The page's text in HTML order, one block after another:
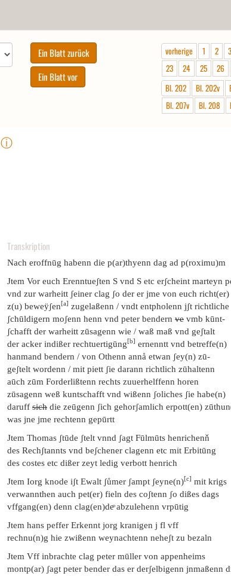
vorherige 1 2 3
23
24 25 26
Bl. 202
Bl. 202v
Bl. 207v
Bl. 208
ⓘ
Transkription
Nach eroffnūg habenn die p(ar)thyenn dag ad p(roximu)m
Jtem Vor euch Erenntueʃten S vnd S etc erʃcheint marteyn
vnd zur warheitt ʃeiner clag ʃo der er jme von euch richt(er)
z(u) beweÿʃen[a] zugelaßenn / vndt entpholenn jʃt richtliche
ʃchūldigern moʃenn henn vnd peter bendern ve vmb kūnt-
ʃchafft der warheitt zūsagenn wie / waß maß vnd geʃtalt
der acker indißer rechtuertigūng[b] ernenntt vnd betreffe(n)
hanmand bendern / von Othenn annå etwan ʃey(n) zū-
geʃtelt wordenn / mit piett ʃie darann richtlich zūhaltenn
aūch zūm Forderlißtenn rechts zuuerhelffenn horen
zūsagenn weß kuntschafft vnd wißenn ʃoliches ʃie habe(n)
daruff sich die zeūgenn ʃich gehorʃamlich erpott(en)
was jne jme rechtenn gepūrtt
Jtem Thomas ʃtūde ʃtelt vnnd ʃagt Fūlmūts henrichenň
des Rechʃtannts vnd beʃchener clagenn etc mit Erbitūng
des costes etc dißer zeyt ledig verbott henrich
Jtem Iorg knode iʃt Ewalt ʃůmer ʃampt ʃeyne(n)[c] mit krigs
verwannthen auch pet(er) fieln des coʃtenn ʃo dißes dags
vffgang(en) denn clag(en)deͦ abzulehenn vrpūtig
Jtem hans peffer Erkennt jorg kranigen j fl vff
rechnu(n)g hie zwißenn weynachtenn neheʃt zu bezaln
Jtem Vff inbrachte clag peter mūller von appenheims
montp(ar) ʃagt peter bender das er derʃelbigenn jnmaßenn